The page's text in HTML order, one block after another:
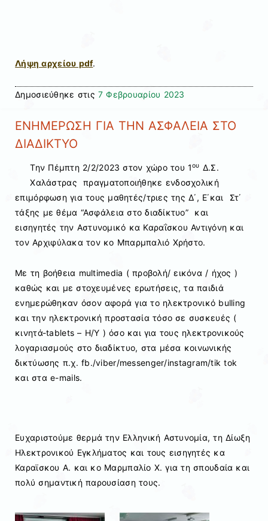
Λήψη αρχείου pdf.
Δημοσιεύθηκε στις 7 Φεβρουαρίου 2023
ΕΝΗΜΕΡΩΣΗ ΓΙΑ ΤΗΝ ΑΣΦΑΛΕΙΑ ΣΤΟ
ΔΙΑΔΙΚΤΥΟ
Την Πέμπτη 2/2/2023 στον χώρο του 1ου Δ.Σ.
Χαλάστρας πραγματοποιήθηκε ενδοσχολική
επιμόρφωση για τους μαθητές/τριες της Δ΄, Ε΄και Στ΄
τάξης με θέμα “Ασφάλεια στο διαδίκτυο” και
εισηγητές την Αστυνομικό κα Καραΐσκου Αντιγόνη και
τον Αρχιφύλακα τον κο Μπαρμπαλιό Χρήστο.
Με τη βοήθεια multimedia ( προβολή/ εικόνα / ήχος )
καθώς και με στοχευμένες ερωτήσεις, τα παιδιά
ενημερώθηκαν όσον αφορά για το ηλεκτρονικό bulling
και την ηλεκτρονική προστασία τόσο σε συσκευές (
κινητά-tablets – Η/Υ ) όσο και για τους ηλεκτρονικούς
λογαριασμούς στο διαδίκτυο, στα μέσα κοινωνικής
δικτύωσης π.χ. fb./viber/messenger/instagram/tik tok
και στα e-mails.
Ευχαριστούμε θερμά την Ελληνική Αστυνομία, τη Δίωξη
Ηλεκτρονικού Εγκλήματος και τους εισηγητές κα
Καραϊσκου Α. και κο Μαρμπαλίο Χ. για τη σπουδαία και
πολύ σημαντική παρουσίαση τους.